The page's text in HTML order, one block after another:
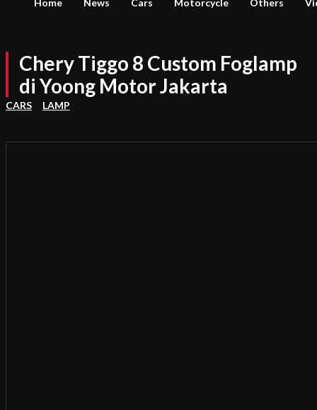
Home News Cars Motorcycle Others
Chery Tiggo 8 Custom Foglamp
di Yoong Motor Jakarta
CARS LAMP